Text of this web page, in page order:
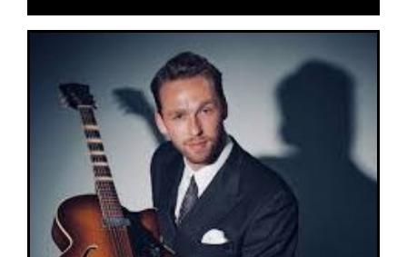
IN
VENSTER